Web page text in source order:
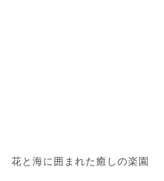
花と海に囲まれた癒しの楽園